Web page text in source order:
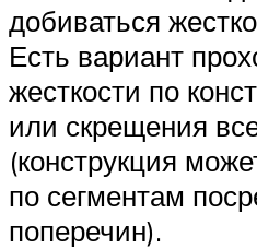
добиваться
Есть вариант
жесткости по
или скрещения
(конструкция
по сегментам
поперечин).